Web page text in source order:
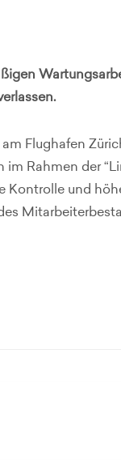
Flughafen
Rahmen der
Kontrolle und